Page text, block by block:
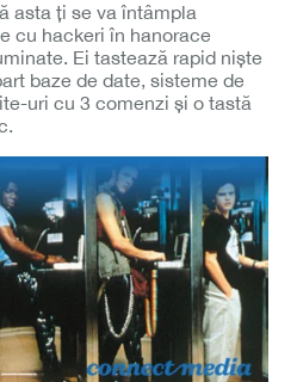
asta ți se va întâmpla
cu hackeri în hanorace
Ei tastează rapid niște
baze de date, sisteme de
uri cu 3 comenzi și o tastă